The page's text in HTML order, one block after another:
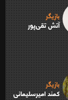
بازیگر
آتش تقی‌پور
بازیگر
کمند امیرسلیمانی